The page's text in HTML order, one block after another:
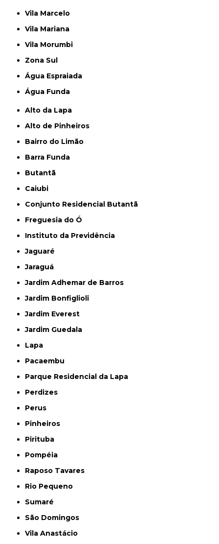
Vila Marcelo
Vila Mariana
Vila Morumbi
Zona Sul
Água Espraiada
Água Funda
Alto da Lapa
Alto de Pinheiros
Bairro do Limão
Barra Funda
Butantã
Caiubi
Conjunto Residencial Butantã
Freguesia do Ó
Instituto da Previdência
Jaguaré
Jaraguá
Jardim Adhemar de Barros
Jardim Bonfiglioli
Jardim Everest
Jardim Guedala
Lapa
Pacaembu
Parque Residencial da Lapa
Perdizes
Perus
Pinheiros
Pirituba
Pompéia
Raposo Tavares
Rio Pequeno
Sumaré
São Domingos
Vila Anastácio